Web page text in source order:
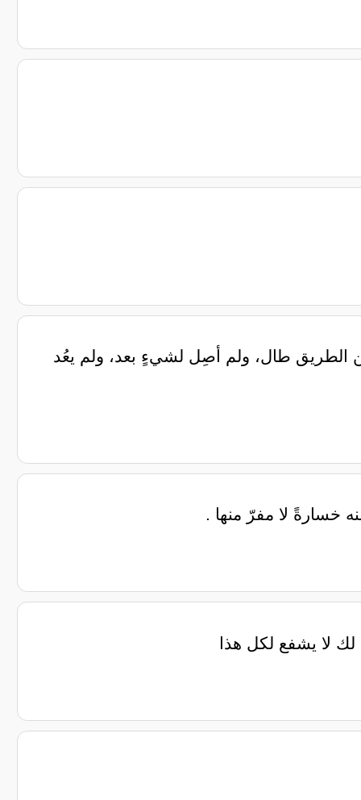
الطريق طال، ولم أصِل لشيءٍ بعد، ولم يعُد
خسارةً لا مفرّ منها .
لا يشفع لكل هذا